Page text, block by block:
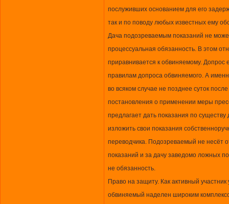
послуживших основанием для его
так и по поводу любых известных ему
Дача подозреваемым показаний не
процессуальная обязанность. В этом
приравнивается к обвиняемому. Допрос
правилам допроса обвиняемого. А
во всяком случае не позднее суток
постановления о применении меры
предлагает дать показания по
изложить свои показания
переводчика. Подозреваемый не несёт
показаний и за дачу заведомо ложных
не обязанность.
Право на защиту. Как активный участник
обвиняемый наделен широким